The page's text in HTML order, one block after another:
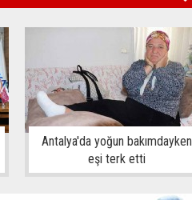
Antalya'da yoğun bakımdayken
eşi terk etti